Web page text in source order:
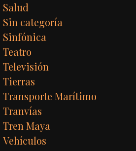
Salud
Sin categoría
Sinfónica
Teatro
Televisión
Tierras
Transporte Marítimo
Tranvías
Tren Maya
Vehículos